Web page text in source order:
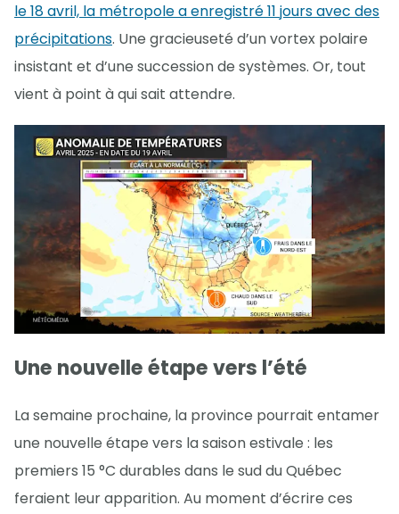
le 18 avril, la métropole a enregistré 11 jours avec des
précipitations. Une gracieuseté d’un vortex polaire
insistant et d’une succession de systèmes. Or, tout
vient à point à qui sait attendre.
Une nouvelle étape vers l’été
La semaine prochaine, la province pourrait entamer
une nouvelle étape vers la saison estivale : les
premiers 15 °C durables dans le sud du Québec
feraient leur apparition. Au moment d’écrire ces